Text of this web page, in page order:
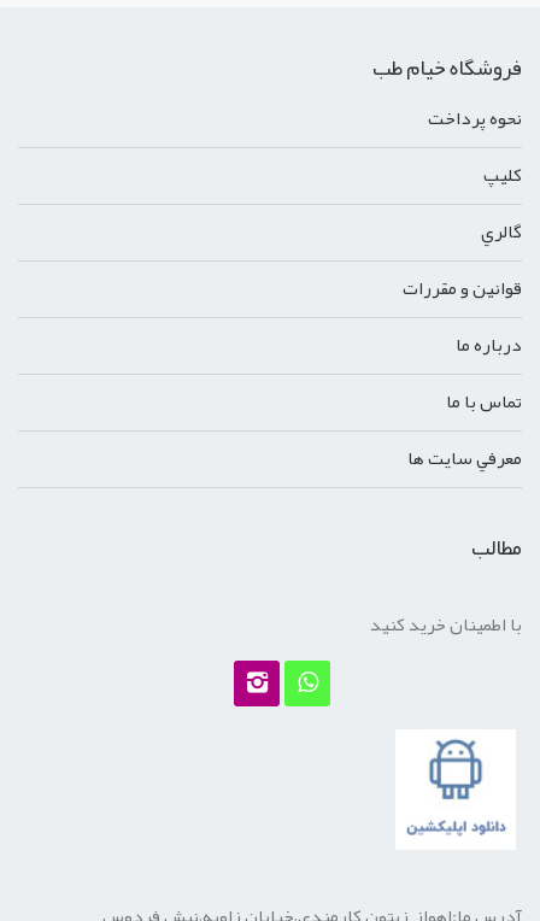
فروشگاه خیام طب
نحوه پرداخت
کليپ
گالري
قوانين و مقررات
درباره ما
تماس با ما
معرفي سايت ها
مطالب
با اطمینان خرید کنید